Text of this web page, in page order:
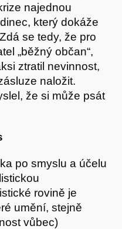
najednou
který dokáže
se tedy, že pro
„běžný občan“,
ztratil nevinnost,
naložit.
že si může psát
po smyslu a účelu
rovině je
umění, stejně
vůbec)